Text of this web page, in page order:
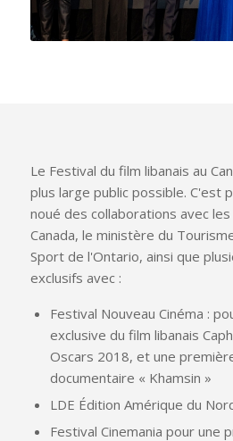
Le Festival du film libanais au
plus large public possible. C'est
noué des collaborations avec
Canada, le ministère du
Sport de l'Ontario, ainsi que
exclusifs avec :
Festival Nouveau Cinéma :
exclusive du film libanais
Oscars 2018, et une
documentaire « Khamsin »
LDE Édition Amérique du
Festival Cinemania pour une